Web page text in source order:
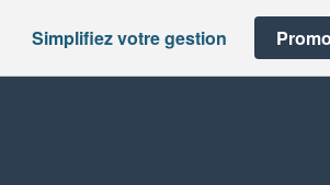
Simplifiez votre gestion